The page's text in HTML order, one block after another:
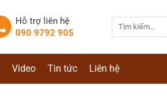
Hỗ trợ liên hệ
090 9792 905
Video Tin tức Liên hệ